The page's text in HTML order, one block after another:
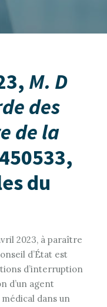
M. D
des
de la
du
2023, à paraître
d’État est
d’interruption
d’un agent
dans un